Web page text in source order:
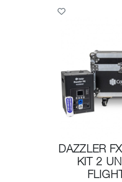
DAZZLER
KIT 2